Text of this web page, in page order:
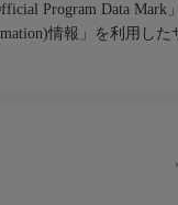
Program Data
情報」を利用し